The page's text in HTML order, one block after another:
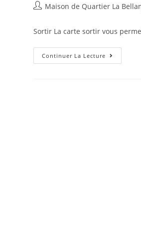
Auteur/autrice
la
publication :
Maison de Quartier La
Sortir La carte sortir vous
Continuer La Lecture Sortir